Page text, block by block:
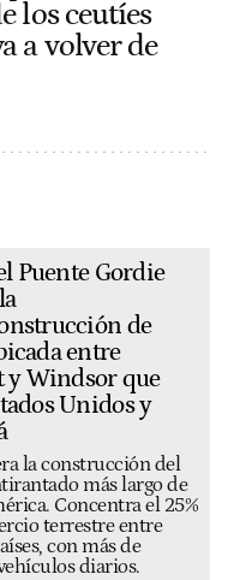
los ceutíes
a volver de
Puente Gordie
de
entre
y Windsor que
Unidos y
la construcción del
más largo de
Concentra el 25%
terrestre entre
con más de
diarios.